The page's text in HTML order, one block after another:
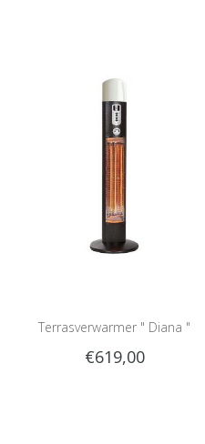
Terrasverwarmer " Diana "
€619,00